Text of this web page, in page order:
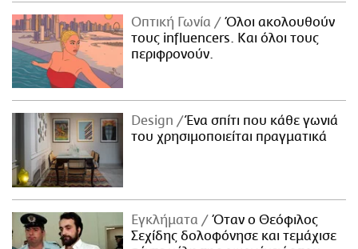
Οπτική Γωνία
Όλοι ακολουθούν
τους influencers. Και όλοι τους
περιφρονούν.
Design
Ένα σπίτι που κάθε γωνιά
του χρησιμοποιείται πραγματικά
Εγκλήματα
Όταν ο Θεόφιλος
Σεχίδης δολοφόνησε και τεμάχισε